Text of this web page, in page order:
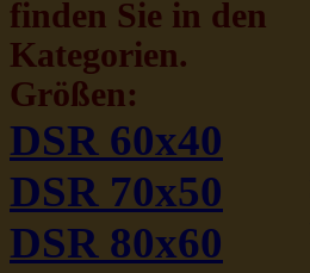
finden Sie in den
Kategorien.
Größen:
DSR 60x40
DSR 70x50
DSR 80x60